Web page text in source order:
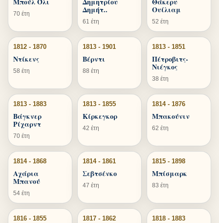
70 έτη Δημήτ..
61 έτη
Ουίλιαμ
52 έτη
1812 - 1870
Ντίκενς
58 έτη
1813 - 1901
Βέρντι
88 έτη
1813 - 1851
Πέτροβιτς-
Νιέγκος
38 έτη
1813 - 1883
Βάγκνερ
Ρίχαρντ
70 έτη
1813 - 1855
Κίρκεγκορ
42 έτη
1814 - 1876
Μπακούνιν
62 έτη
1814 - 1868
Αχάρια
Μπανού
54 έτη
1814 - 1861
Σεβτσένκο
47 έτη
1815 - 1898
Μπίσμαρκ
83 έτη
1816 - 1855 1817 - 1862 1818 - 1883